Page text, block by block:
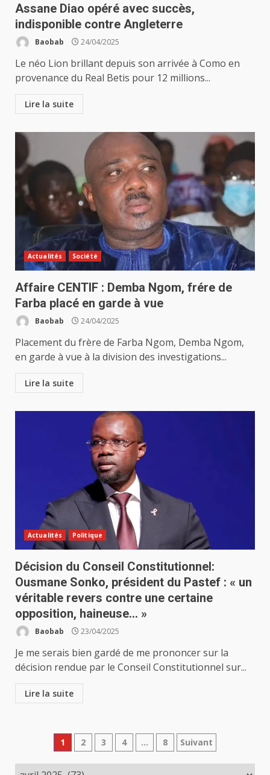
Assane Diao opéré avec succès,
indisponible contre Angleterre
Baobab 24/04/2025
Le néo Lion brillant depuis son arrivée à Como en
provenance du Real Betis pour 12 millions...
Lire la suite
Actualités Société
Affaire CENTIF : Demba Ngom, frére de
Farba placé en garde à vue
Baobab 24/04/2025
Placement du frère de Farba Ngom, Demba Ngom,
en garde à vue à la division des investigations...
Lire la suite
Actualités Politique
Décision du Conseil Constitutionnel:
Ousmane Sonko, président du Pastef : « un
véritable revers contre une certaine
opposition, haineuse… »
Baobab 23/04/2025
Je me serais bien gardé de me prononcer sur la
décision rendue par le Conseil Constitutionnel sur...
Lire la suite
Pagination
des
1 2 3 4 … 8 Suivant